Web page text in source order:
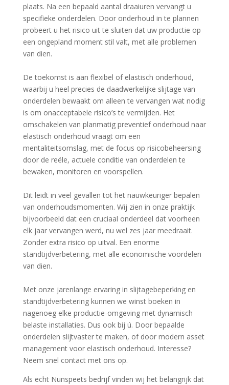
plaats. Na een bepaald aantal draaiuren vervangt u
specifieke onderdelen. Door onderhoud in te plannen
probeert u het risico uit te sluiten dat uw productie op
een ongepland moment stil valt, met alle problemen
van dien.
De toekomst is aan flexibel of elastisch onderhoud,
waarbij u heel precies de daadwerkelijke slijtage van
onderdelen bewaakt om alleen te vervangen wat nodig
is om onacceptabele risico’s te vermijden. Het
omschakelen van planmatig preventief onderhoud naar
elastisch onderhoud vraagt om een
mentaliteitsomslag, met de focus op risicobeheersing
door de reële, actuele conditie van onderdelen te
bewaken, monitoren en voorspellen.
Dit leidt in veel gevallen tot het nauwkeuriger bepalen
van onderhoudsmomenten. Wij zien in onze praktijk
bijvoorbeeld dat een cruciaal onderdeel dat voorheen
elk jaar vervangen werd, nu wel zes jaar meedraait.
Zonder extra risico op uitval. Een enorme
standtijdverbetering, met alle economische voordelen
van dien.
Met onze jarenlange ervaring in slijtagebeperking en
standtijdverbetering kunnen we winst boeken in
nagenoeg elke productie-omgeving met dynamisch
belaste installaties. Dus ook bij ú. Door bepaalde
onderdelen slijtvaster te maken, of door modern asset
management voor elastisch onderhoud. Interesse?
Neem snel contact met ons op.
Als echt Nunspeets bedrijf vinden wij het belangrijk dat